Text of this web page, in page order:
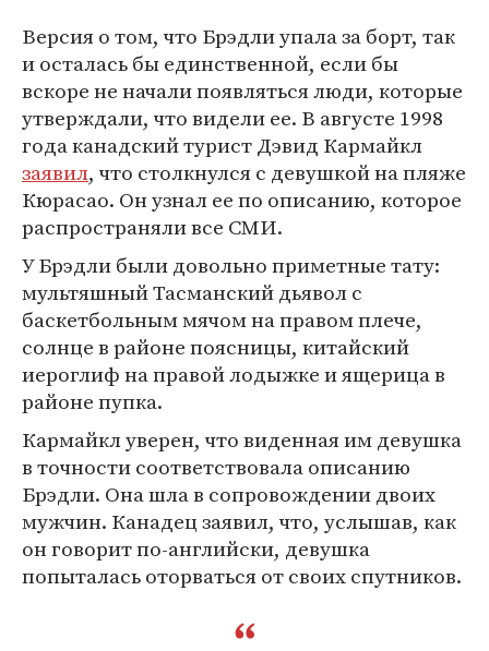
Версия о том, что Брэдли упала за борт, так
и осталась бы единственной, если бы
вскоре не начали появляться люди, которые
утверждали, что видели ее. В августе 1998
года канадский турист Дэвид Кармайкл
заявил, что столкнулся с девушкой на пляже
Кюрасао. Он узнал ее по описанию, которое
распространяли все СМИ.
У Брэдли были довольно приметные тату:
мультяшный Тасманский дьявол с
баскетбольным мячом на правом плече,
солнце в районе поясницы, китайский
иероглиф на правой лодыжке и ящерица в
районе пупка.
Кармайкл уверен, что виденная им девушка
в точности соответствовала описанию
Брэдли. Она шла в сопровождении двоих
мужчин. Канадец заявил, что, услышав, как
он говорит по-английски, девушка
попыталась оторваться от своих спутников.